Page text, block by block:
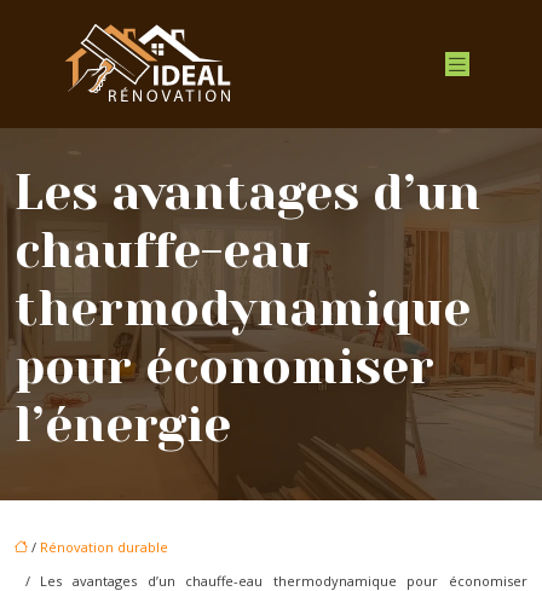
Les avantages d’un
chauffe-eau
thermodynamique
pour économiser
l’énergie
/ Rénovation durable
/ Les avantages d’un chauffe-eau thermodynamique pour économiser